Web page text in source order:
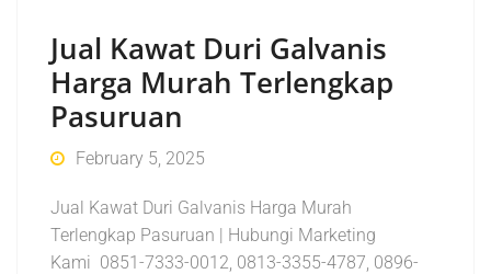
Jual Kawat Duri Galvanis
Harga Murah Terlengkap
Pasuruan
February 5, 2025
Jual Kawat Duri Galvanis Harga Murah
Terlengkap Pasuruan | Hubungi Marketing
Kami 0851-7333-0012, 0813-3355-4787, 0896-